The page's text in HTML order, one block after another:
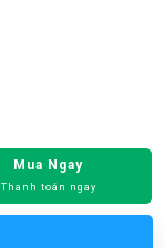
Mua Ngay
Thanh toán ngay